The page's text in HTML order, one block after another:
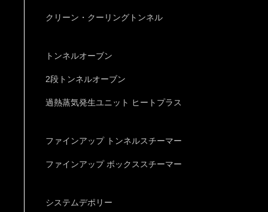
クリーン・クーリングトンネル
トンネルオーブン
2段トンネルオーブン
過熱蒸気発生ユニット ヒートプラス
ファインアップ トンネルスチーマー
ファインアップ ボックススチーマー
システムデポリー